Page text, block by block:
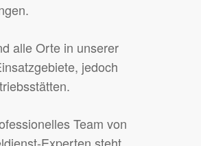
alle Orte in unserer
jedoch
Team von